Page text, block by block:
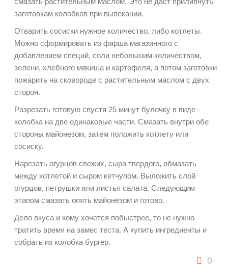
заготовкам колобков при выпекании.
Отварить сосиски нужное количество, либо котлеты.
Можно сформировать из фарша магазинного с
добавлением специй, соли небольшим количеством,
зелени, хлебного мякиша и картофеля, а потом заготовки
пожарить на сковороде с растительным маслом с двух
сторон.
Разрезать готовую спустя 25 минут булочку в виде
колобка на две одинаковые части. Смазать внутри обе
стороны майонезом, затем положить котлету или
сосиску.
Нарезать огурцов свежих, сыра твердого, обмазать
между котлетой и сыром кетчупом. Выложить слой
огурцов, петрушки или листья салата. Следующим
этапом смазать опять майонезом и готово.
Дело вкуса и кому хочется побыстрее, то не нужно
тратить время на замес теста. А купить ингредиенты и
собрать из колобка бургер.
0